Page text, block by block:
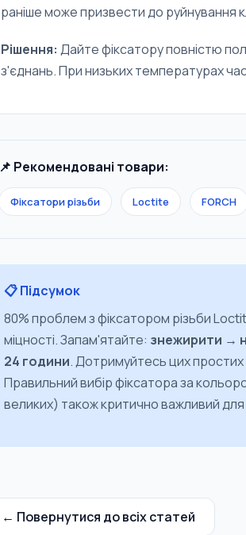
раніше може призвести до руйнування
Рішення: Дайте фіксатору повністю
з'єднань. При низьких температурах
📌 Рекомендовані товари:
Фіксатори різьби Loctite FORCH
📋 Підсумок
80% проблем з фіксатором різьби
міцності. Запам'ятайте: знежирити →
24 години. Дотримуйтесь цих простих
Правильний вибір фіксатора за
великих) також критично важливий для
← Повернутися до всіх статей